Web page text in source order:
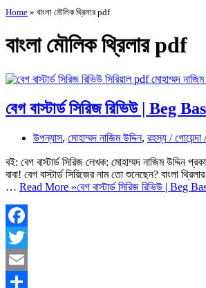
Home » বাংলা মৌলিক থ্রিলার pdf
বাংলা মৌলিক থ্রিলার pdf
বেগ বাস্টার্ড সিরিজ রিভিউ |
উপন্যাস, মোহাম্মদ নাজিম উদ্দিন, রহস্য /
বই: বেগ বাস্টার্ড সিরিজ লেখক: মোহাম্মদ নাজিম
বাবা! বেগ বাস্টার্ড সিরিজের নাম তো শুনেছেন? বাংলা
… Read More »বেগ বাস্টার্ড সিরিজ রিভিউ |
Facebook
Twitter
Email